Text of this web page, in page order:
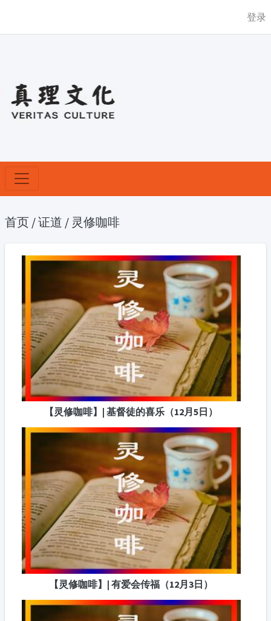
登录
首页 /证道 / 灵修咖啡
【灵修咖啡】| 基督徒的喜乐（12月5日）
【灵修咖啡】| 有爱会传福（12月3日）